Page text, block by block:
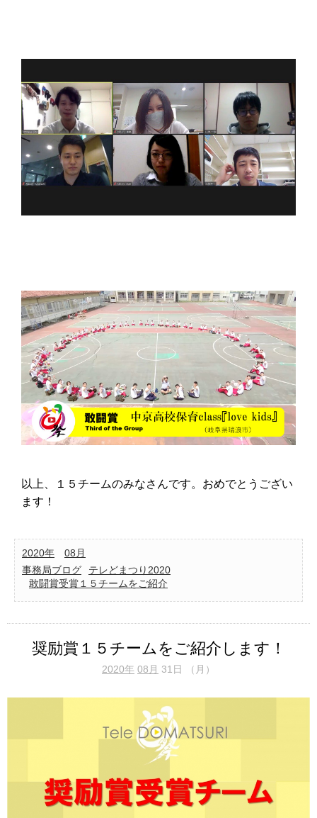
以上、１５チームのみなさんです。おめでとうござい
ます！
2020年
08月
事務局ブログ
テレどまつり2020
敢闘賞受賞１５チームをご紹介
奨励賞１５チームをご紹介します！
2020年 08月 31日 （月）